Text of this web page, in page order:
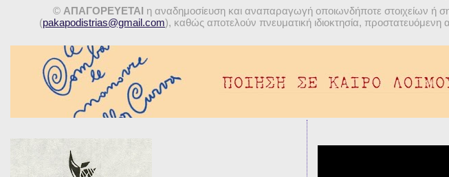
© ΑΠΑΓΟΡΕΥΕΤΑΙ η αναδημοσίευση και αναπαραγωγή οποιωνδήποτε στοιχείων ή
(pakapodistrias@gmail.com), καθώς αποτελούν πνευματική ιδιοκτησία,